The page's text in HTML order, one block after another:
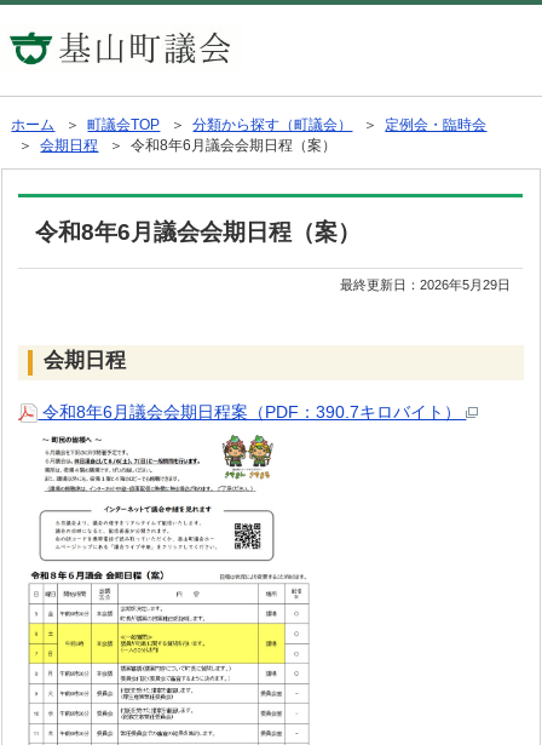
ホーム ＞町議会TOP ＞分類から探す（町議会） ＞ 定例会・臨時会
＞会期日程 ＞ 令和8年6月議会会期日程（案）
令和8年6月議会会期日程（案）
最終更新日：2026年5月29日
会期日程
令和8年6月議会会期日程案（PDF：390.7キロバイト）